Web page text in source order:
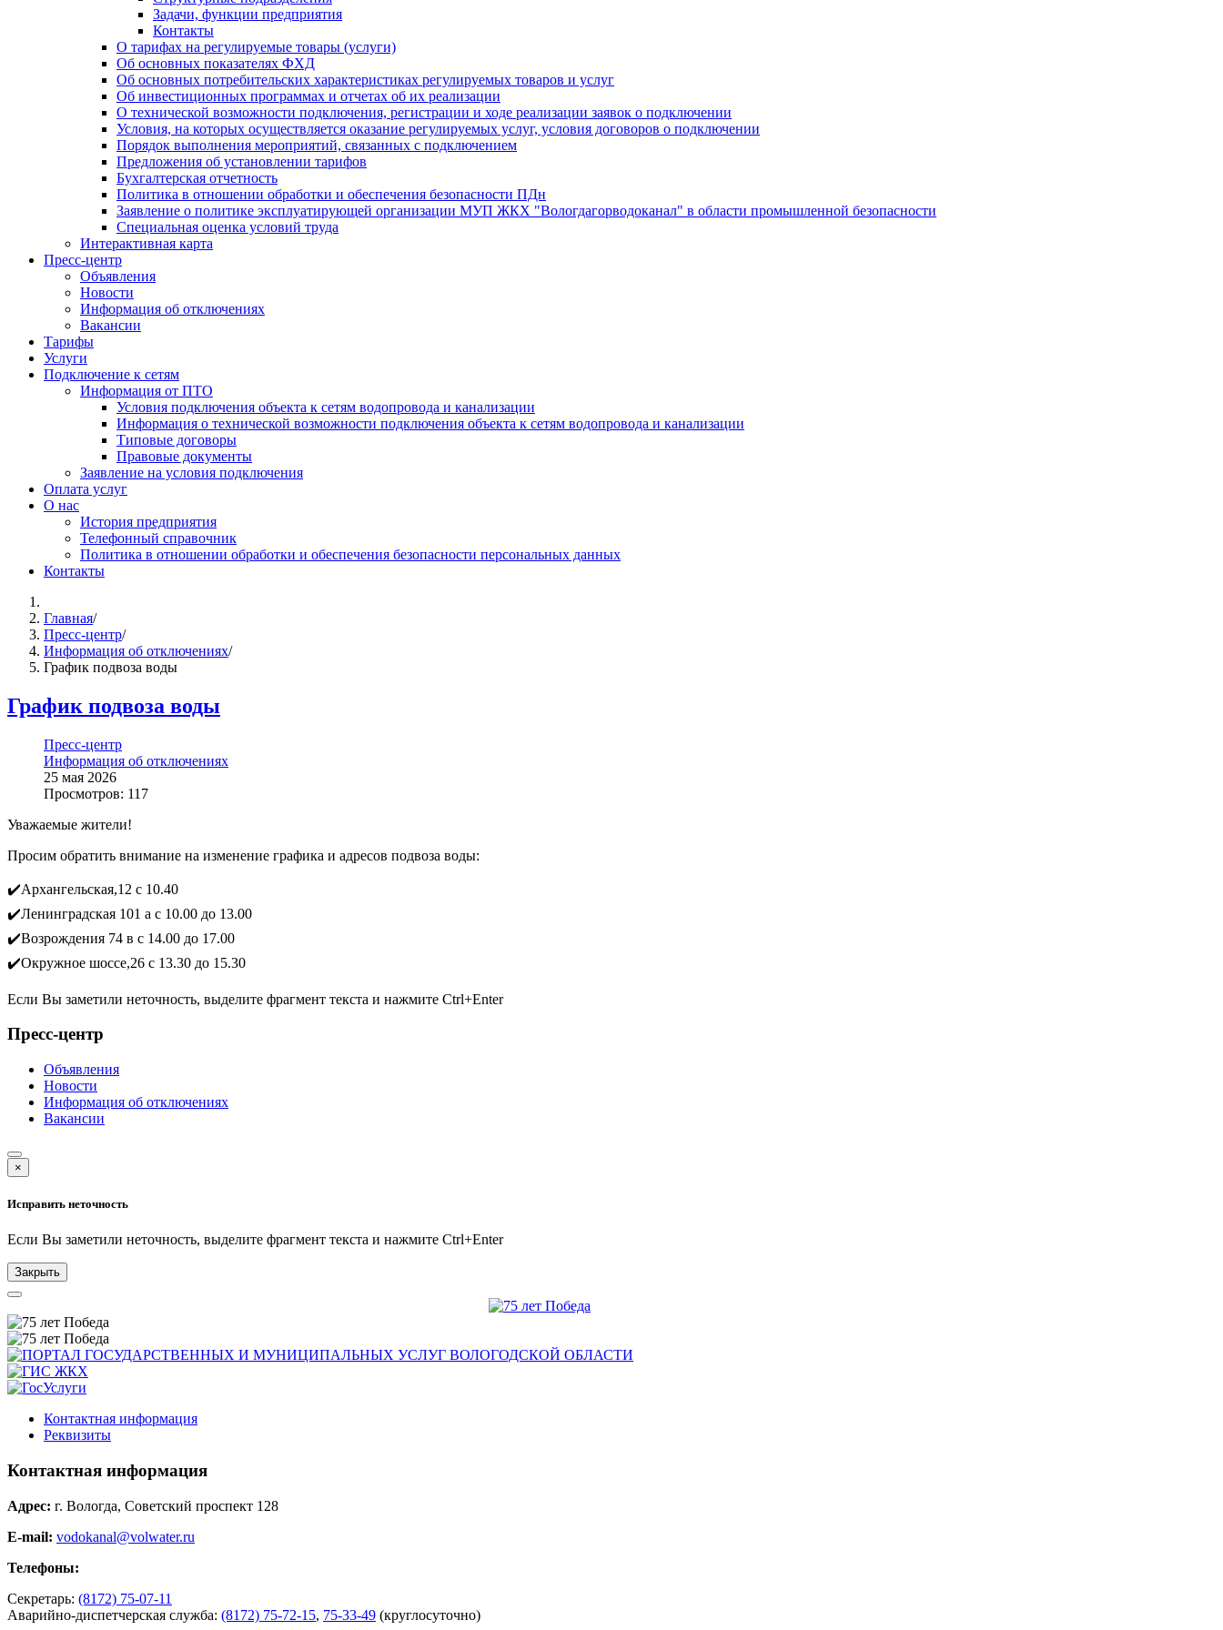
Задачи, функции предприятия
Контакты
О тарифах на регулируемые товары (услуги)
Об основных показателях ФХД
Об основных потребительских характеристиках регулируемых товаров и услуг
Об инвестиционных программах и отчетах об их реализации
О технической возможности подключения, регистрации и ходе реализации заявок о подключении
Условия, на которых осуществляется оказание регулируемых услуг, условия договоров о подключении
Порядок выполнения мероприятий, связанных с подключением
Предложения об установлении тарифов
Бухгалтерская отчетность
Политика в отношении обработки и обеспечения безопасности ПДн
Заявление о политике эксплуатирующей организации МУП ЖКХ "Вологдагорводоканал" в области промышленной безопасности
Специальная оценка условий труда
Интерактивная карта
Пресс-центр
Объявления
Новости
Информация об отключениях
Вакансии
Тарифы
Услуги
Подключение к сетям
Информация от ПТО
Условия подключения объекта к сетям водопровода и канализации
Информация о технической возможности подключения объекта к сетям водопровода и канализации
Типовые договоры
Правовые документы
Заявление на условия подключения
Оплата услуг
О нас
История предприятия
Телефонный справочник
Политика в отношении обработки и обеспечения безопасности персональных данных
Контакты
Главная/
Пресс-центр/
Информация об отключениях/
График подвоза воды
График подвоза воды
Пресс-центр
Информация об отключениях
25 мая 2026
Просмотров: 117
Уважаемые жители!
Просим обратить внимание на изменение графика и адресов подвоза воды:
✔️Архангельская,12 с 10.40
✔️Ленинградская 101 а с 10.00 до 13.00
✔️Возрождения 74 в с 14.00 до 17.00
✔️Окружное шоссе,26 с 13.30 до 15.30
Если Вы заметили неточность, выделите фрагмент текста и нажмите Ctrl+Enter
Пресс-центр
Объявления
Новости
Информация об отключениях
Вакансии
×
Исправить неточность
Если Вы заметили неточность, выделите фрагмент текста и нажмите Ctrl+Enter
Закрыть
Контактная информация
Реквизиты
Контактная информация
Адрес: г. Вологда, Советский проспект 128
E-mail: vodokanal@volwater.ru
Телефоны:
Секретарь: (8172) 75-07-11
Аварийно-диспетчерская служба: (8172) 75-72-15, 75-33-49 (круглосуточно)